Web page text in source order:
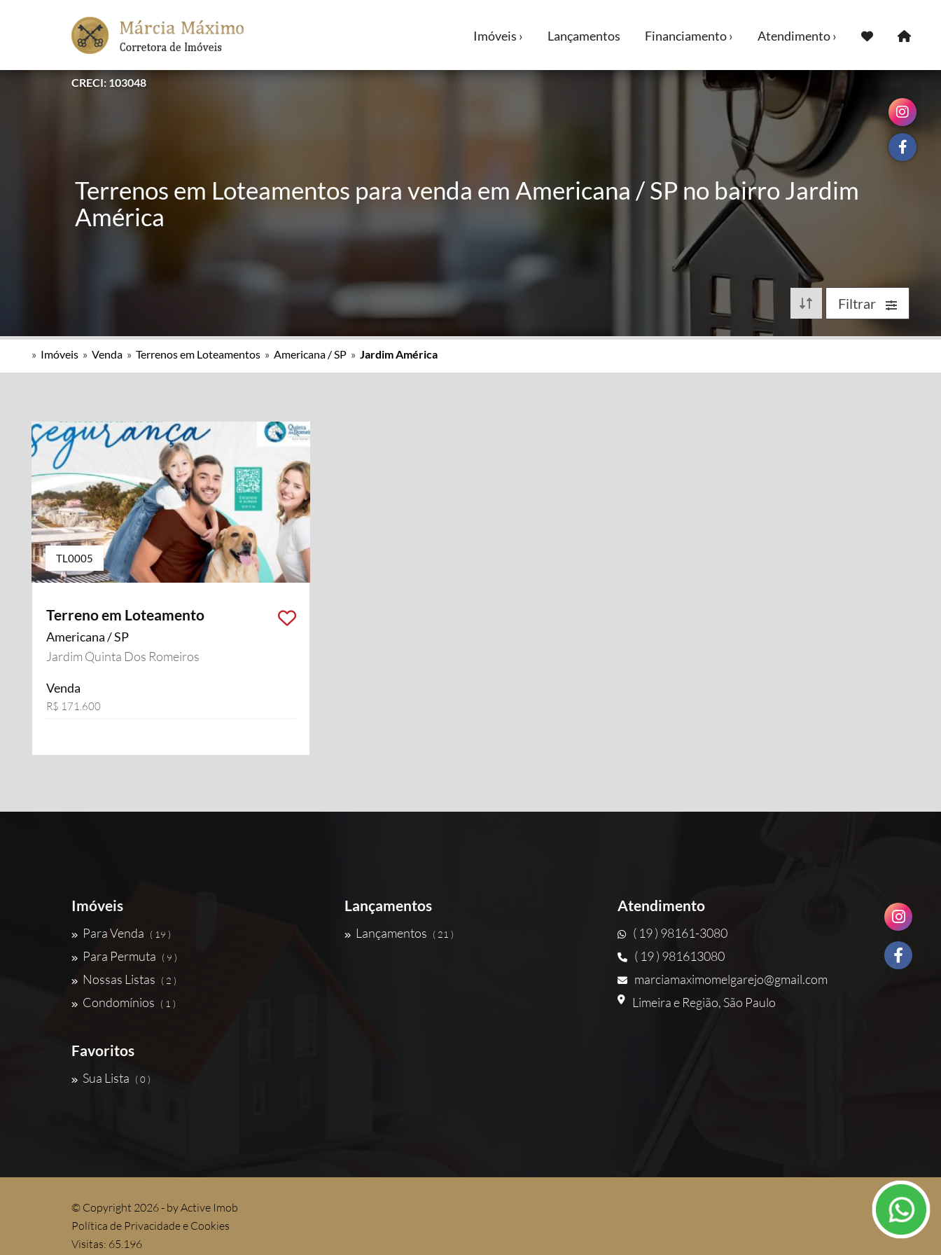
CRECI: 103048
Imóveis › Lançamentos Financiamento › Atendimento ›
Terrenos em Loteamentos para venda em Americana / SP no bairro Jardim
América
Filtrar
» Imóveis » Venda » Terrenos em Loteamentos » Americana / SP » Jardim América
TL0005
Terreno em Loteamento
Americana / SP
Jardim Quinta Dos Romeiros
Venda
R$ 171.600
Imóveis
Para Venda ( 19 )
Para Permuta ( 9 )
Nossas Listas ( 2 )
Condomínios ( 1 )
Favoritos
Sua Lista ( 0 )
Lançamentos
Lançamentos ( 21 )
Atendimento
( 19 ) 98161-3080
( 19 ) 981613080
marciamaximomelgarejo@gmail.com
Limeira e Região, São Paulo
© Copyright 2026 - byActive Imob
Política de Privacidade e Cookies
Visitas: 65.196